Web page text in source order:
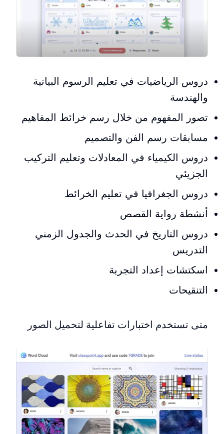
دروس الرياضيات في تعليم الرسوم البيانية
والهندسة
تصور المفهوم من خلال رسم خرائط المفاهيم
مسابقات رسم الفن والتصميم
دروس الكيمياء في المعادلات وتعليم التركيب
الجزيئي
دروس الجغرافيا في تعليم الخرائط
أنشطة رواية القصص
دروس التاريخ في الحدث والجدول الزمني
التدريس
اسكتشات إعداد التجربة
التنقيحات
متى تستخدم اختبارات تفاعلية لتحميل الصور